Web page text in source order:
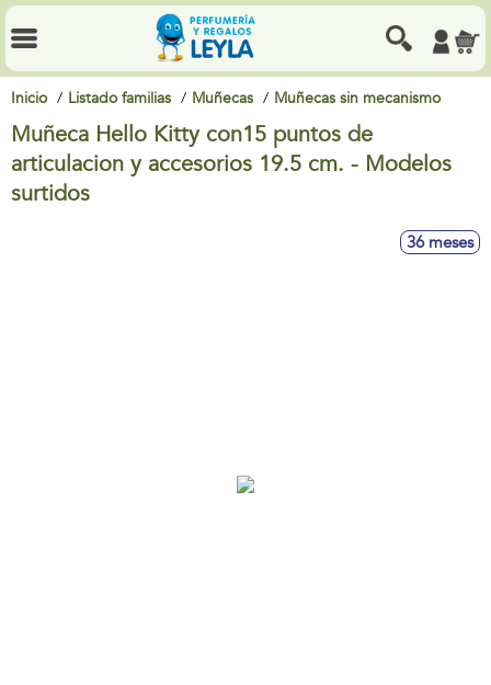
Inicio Listado familias Muñecas Muñecas sin mecanismo
Muñeca Hello Kitty con15 puntos de
articulacion y accesorios 19.5 cm. - Modelos
surtidos
36 meses